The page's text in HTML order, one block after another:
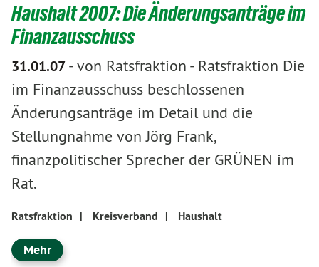
Haushalt 2007: Die Änderungsanträge im
Finanzausschuss
31.01.07-von Ratsfraktion - Ratsfraktion Die
im Finanzausschuss beschlossenen
Änderungsanträge im Detail und die
Stellungnahme von Jörg Frank,
finanzpolitischer Sprecher der GRÜNEN im
Rat.
Ratsfraktion | Kreisverband | Haushalt
Mehr